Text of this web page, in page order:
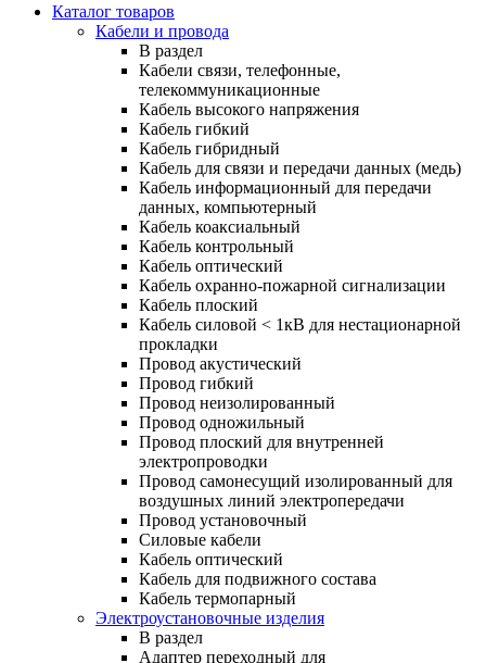
Каталог товаров
Кабели и провода
В раздел
Кабели связи, телефонные,
телекоммуникационные
Кабель высокого напряжения
Кабель гибкий
Кабель гибридный
Кабель для связи и передачи данных (медь)
Кабель информационный для передачи
данных, компьютерный
Кабель коаксиальный
Кабель контрольный
Кабель оптический
Кабель охранно-пожарной сигнализации
Кабель плоский
Кабель силовой < 1кВ для нестационарной
прокладки
Провод акустический
Провод гибкий
Провод неизолированный
Провод одножильный
Провод плоский для внутренней
электропроводки
Провод самонесущий изолированный для
воздушных линий электропередачи
Провод установочный
Силовые кабели
Кабель оптический
Кабель для подвижного состава
Кабель термопарный
Электроустановочные изделия
В раздел
Адаптер переходный для